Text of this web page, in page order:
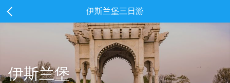
伊斯兰堡三日游
伊斯兰堡